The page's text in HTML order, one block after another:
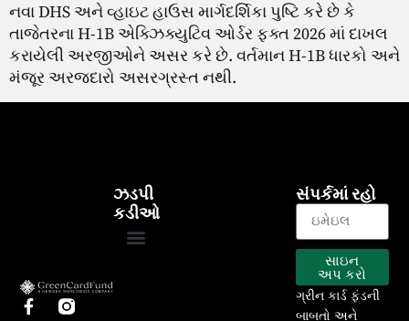
નવા DHS અને વ્હાઇટ હાઉસ માર્ગદર્શિકા પુષ્ટિ કરે છે કે
તાજેતરના H-1B એક્ઝિક્યુટિવ ઓર્ડર ફક્ત 2026 માં દાખલ
કરાયેલી અરજીઓને અસર કરે છે. વર્તમાન H-1B ધારકો અને
મંજૂર અરજદારો અસરગ્રસ્ત નથી.
ઝડપી
કડીઓ
સંપર્કમાં રહો
સાઇન
અપ કરો
ગ્રીન કાર્ડ ફંડની
બાબતો અને